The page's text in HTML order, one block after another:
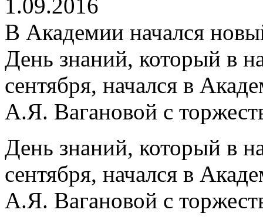
1.09.2016
В Академии начался
День знаний, который в
сентября, начался в
А.Я. Вагановой с
День знаний, который в
сентября, начался в
А.Я. Вагановой с